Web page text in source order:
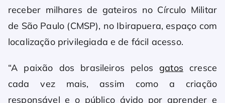
receber milhares de gateiros no Círculo Militar
de São Paulo (CMSP), no Ibirapuera, espaço com
localização privilegiada e de fácil acesso.
“A paixão dos brasileiros pelosgatos cresce
cada vez mais, assim como a criação
responsável e o público ávido por aprender e